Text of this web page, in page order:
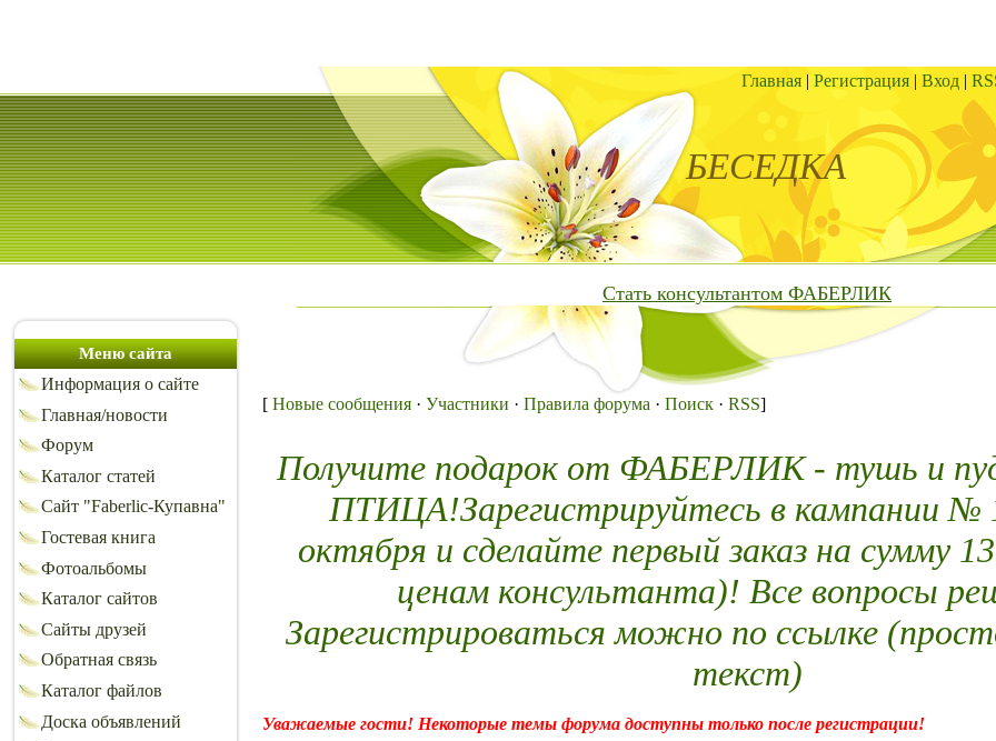
Главная | Регистрация | Вход |
БЕСЕДКА
Стать консультантом ФАБЕРЛИК
Меню сайта
Информация о сайте
Главная/новости
Форум
Каталог статей
Сайт "Faberlic-Купавна"
Гостевая книга
Фотоальбомы
Каталог сайтов
Сайты друзей
Обратная связь
Каталог файлов
Доска объявлений
[ Новые сообщения · Участники · Правила форума · Поиск · RSS]
Получите подарок от ФАБЕРЛИК - тушь и
ПТИЦА!Зарегистрируйтесь в кампании №
октября и сделайте первый заказ на сумму
ценам консультанта)! Все вопросы
Зарегистрироваться можно по ссылке
текст)
Уважаемые гости! Некоторые темы форума доступны только после регистрации!